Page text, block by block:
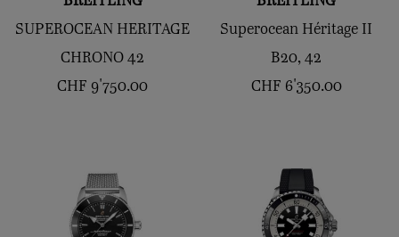
SUPEROCEAN HERITAGE
CHRONO 42
CHF 9'750.00
Superocean Héritage II
B20, 42
CHF 6'350.00